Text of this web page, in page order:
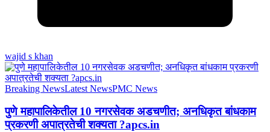
wajid s khan
Breaking NewsLatest NewsPMC News
पुणे महापालिकेतील 10 नगरसेवक अडचणीत; अनधिकृत बांधकाम
प्रकरणी अपात्रतेची शक्यता ?apcs.in